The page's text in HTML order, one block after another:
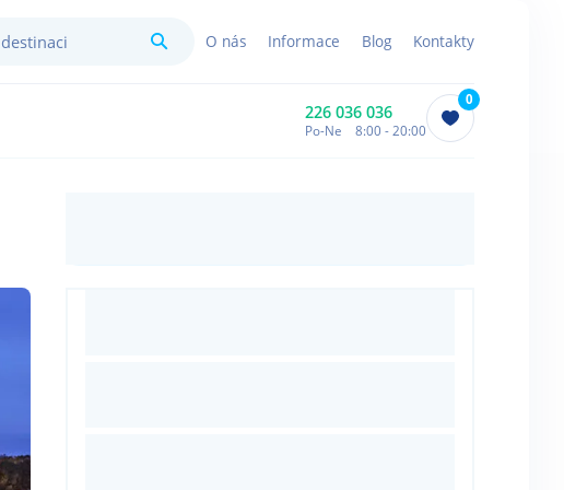
HledatO nás Informace Blog Kontakty
226 036 036
Po-Ne 8:00 - 20:00
0